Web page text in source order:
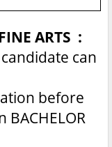
ARTS :
candidate can
before